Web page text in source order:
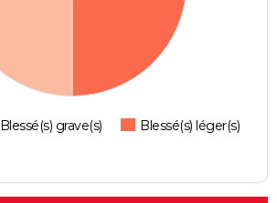
Blessé(s) grave(s)
Blessé(s) léger(s)